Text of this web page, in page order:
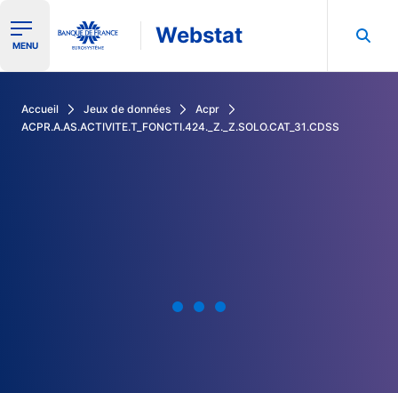
Ouvrir le menu de navigation
MENU Webstat
Accueil Jeux de données
Acpr
ACPR.A.AS.ACTIVITE.T_FONCTI.424._Z._Z.SOLO.CAT_31.CDSS